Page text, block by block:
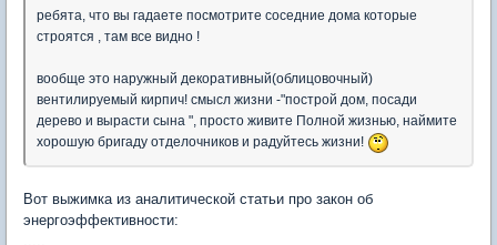
ребята, что вы гадаете посмотрите соседние дома которые
строятся , там все видно !
вообще это наружный декоративный(облицовочный)
вентилируемый кирпич! смысл жизни -"построй дом, посади
дерево и вырасти сына ", просто живите Полной жизнью, наймите
хорошую бригаду отделочников и радуйтесь жизни!
Вот выжимка из аналитической статьи про закон об
энергоэффективности: